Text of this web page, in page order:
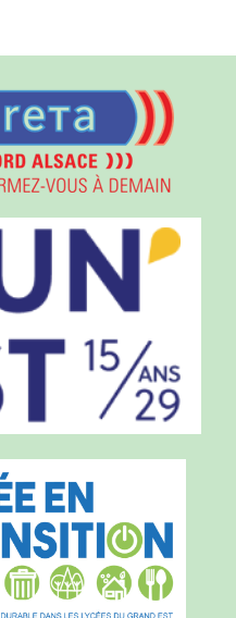
Physique Chimie
: Spécialité - Mathématiques